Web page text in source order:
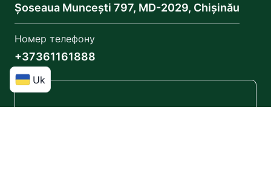
Uk
Șoseaua Muncești 797, MD-2029, Chișinău
Номер телефону
+37361161888